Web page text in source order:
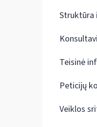
Struktūra
Teisinė
Peticijų
Veiklos